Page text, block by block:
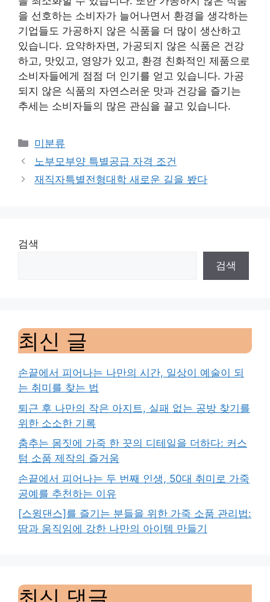
을 선호하는 소비자가 늘어나면서 환경을 생각하는
기업들도 가공하지 않은 식품을 더 많이 생산하고
있습니다. 요약하자면, 가공되지 않은 식품은 건강
하고, 맛있고, 영양가 있고, 환경 친화적인 제품으로
소비자들에게 점점 더 인기를 얻고 있습니다. 가공
되지 않은 식품의 자연스러운 맛과 건강을 즐기는
추세는 소비자들의 많은 관심을 끌고 있습니다.
Categories
미분류
노부모부양 특별공급 자격 조건
재직자특별전형대학 새로운 길을 봤다
검색
검색
최신 글
손끝에서 피어나는 나만의 시간, 일상이 예술이 되
는 취미를 찾는 법
퇴근 후 나만의 작은 아지트, 실패 없는 공방 찾기를
위한 소소한 기록
춤추는 몸짓에 가죽 한 끗의 디테일을 더하다: 커스
텀 소품 제작의 즐거움
손끝에서 피어나는 두 번째 인생, 50대 취미로 가죽
공예를 추천하는 이유
[스윙댄스]를 즐기는 분들을 위한 가죽 소품 관리법:
땀과 움직임에 강한 나만의 아이템 만들기